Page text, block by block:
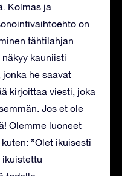
Kolmas ja
on
tähtilahjan
kauniisti
he saavat
kirjoittaa viesti, joka
Jos et ole
Olemme luoneet
”Olet ikuisesti
ikuistettu